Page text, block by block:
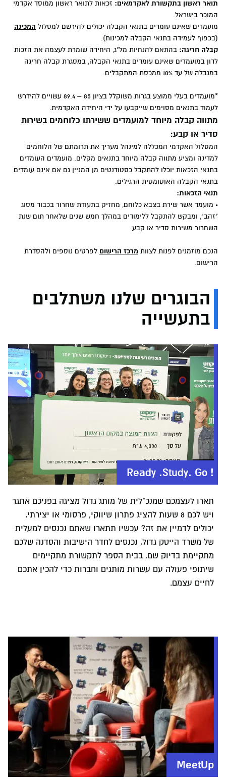
תואר ראשון בתקשורת לאקדמאים: זכאות לתואר ראשון ממוסד אקדמי
המוכר בישראל.
מועמדים שאינם עומדים בתנאי הקבלה יכולים להירשם למסלול המכינה
(בכפוף לעמידה בתנאי הקבלה למכינות).
קבלה חריגה: בהתאם להנחיות מל"ג, היחידה שומרת לעצמה את הזכות
לדון במועמדים שאינם עומדים בתנאי הקבלה, במסגרת קבלה חריגה
במגבלה של עד 10% ממכסת המתקבלים.
*מועמדים בעלי ממוצע בגרות משוקלל בציון 85 – 89.4 עשויים להידרש
לעמוד בתנאים מסוימים שייקבעו על ידי היחידה האקדמית.
מתווה קבלה מיוחד למועמדים ששירתו כלוחמים בשירות
סדיר או קבע:
המסלול האקדמי המכללה למינהל מעריך את תרומתם של הלוחמים
למדינה ומציע מתווה קבלה מיוחד בתנאים מקלים. מועמדים העומדים
בתנאי הזכאות יוכלו להתקבל כסטודנטים מן המניין גם אם אינם עומדים
בתנאי הקבלה האוטומטית הרגילים.
תנאי הזכאות:
• מועמד אשר שירת בצבא כלוחם, מחזיק בתעודת שחרור בכבוד מסוג
"זהב", ומבקש להתקבל ללימודים במהלך חמש שנים שלאחר תום שנת
השחרור משירות סדיר או קבע.
הנכם מוזמנים לפנות לצוות מרכז הרישום לפרטים נוספים ולהסדרת
הרישום.
הבוגרים שלנו משתלבים
בתעשייה
! Ready .Study. Go
תארו לעצמכם שמנכ"לית של מותג גדול מציגה בפניכם אתגר
ויש לכם 8 שעות להציג פתרון שיווקי, פרסומי או יצירתי,
יכולים לדמיין את זה? עכשיו תתארו שאתם נכנסים למעלית
של משרד הייטק גדול, נכנסים לחדר הישיבות והסדנה שלכם
מתקיימת בדיוק שם. בבית הספר לתקשורת מתקיימים
שיתופי פעולה עם עשרות מותגים וחברות כדי להכין אתכם
לחיים עצמם.
MeetUp